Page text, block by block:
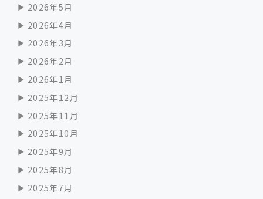
2026年5月
2026年4月
2026年3月
2026年2月
2026年1月
2025年12月
2025年11月
2025年10月
2025年9月
2025年8月
2025年7月